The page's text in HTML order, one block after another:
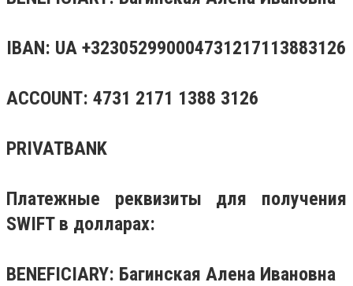
IBAN: UA +323052990004731217113883126
ACCOUNT: 4731 2171 1388 3126
PRIVATBANK
Платежные реквизиты для получения
SWIFT в долларах:
BENEFICIARY: Багинская Алена Ивановна